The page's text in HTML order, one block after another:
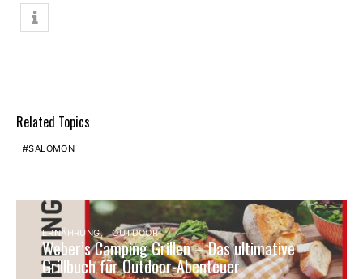
Related Topics
SALOMON
ERNÄHRUNG OUTDOOR
Weber’s Camping Grillen – Das ultimative
Grillbuch für Outdoor-Abenteuer